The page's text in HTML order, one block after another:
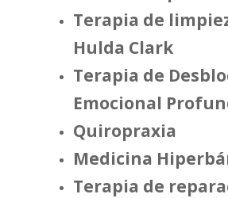
Terapia de
Hulda Clark
Terapia de
Emocional
Quiropraxia
Medicina
Terapia de